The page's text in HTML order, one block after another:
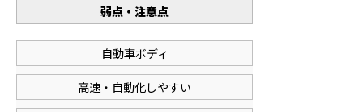
弱点・注意点
自動車ボディ
高速・自動化しやすい